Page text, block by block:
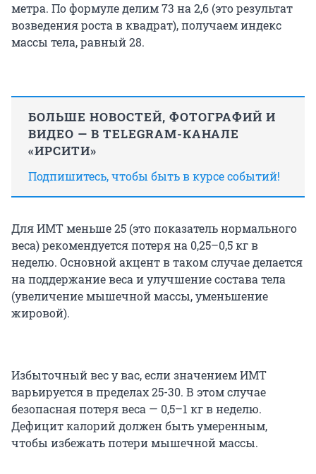
метра. По формуле делим 73 на 2,6 (это результат
возведения роста в квадрат), получаем индекс
массы тела, равный 28.
БОЛЬШЕ НОВОСТЕЙ, ФОТОГРАФИЙ И
ВИДЕО — В TELEGRAM-КАНАЛЕ
«ИРСИТИ»
Подпишитесь, чтобы быть в курсе событий!
Для ИМТ меньше 25 (это показатель нормального
веса) рекомендуется потеря на 0,25–0,5 кг в
неделю. Основной акцент в таком случае делается
на поддержание веса и улучшение состава тела
(увеличение мышечной массы, уменьшение
жировой).
Избыточный вес у вас, если значением ИМТ
варьируется в пределах 25-30. В этом случае
безопасная потеря веса — 0,5–1 кг в неделю.
Дефицит калорий должен быть умеренным,
чтобы избежать потери мышечной массы.